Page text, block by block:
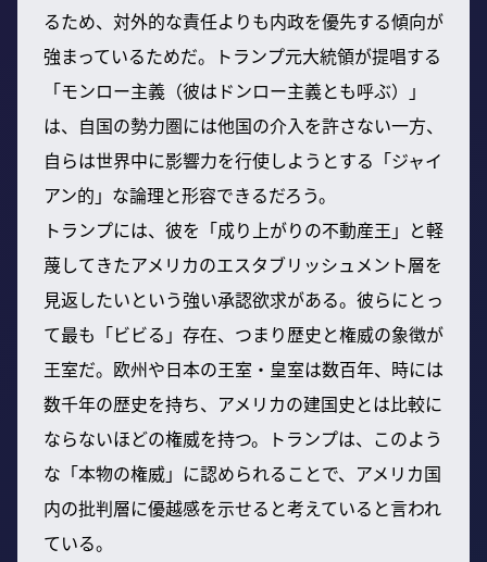
るため、対外的な責任よりも内政を優先する傾向が
強まっているためだ。トランプ元大統領が提唱する
「モンロー主義（彼はドンロー主義とも呼ぶ）」
は、自国の勢力圏には他国の介入を許さない一方、
自らは世界中に影響力を行使しようとする「ジャイ
アン的」な論理と形容できるだろう。
トランプには、彼を「成り上がりの不動産王」と軽
蔑してきたアメリカのエスタブリッシュメント層を
見返したいという強い承認欲求がある。彼らにとっ
て最も「ビビる」存在、つまり歴史と権威の象徴が
王室だ。欧州や日本の王室・皇室は数百年、時には
数千年の歴史を持ち、アメリカの建国史とは比較に
ならないほどの権威を持つ。トランプは、このよう
な「本物の権威」に認められることで、アメリカ国
内の批判層に優越感を示せると考えていると言われ
ている。